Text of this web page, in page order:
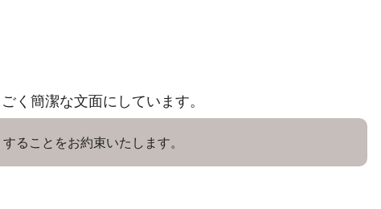
く簡潔な文面にしています。
ることをお約束いたします。